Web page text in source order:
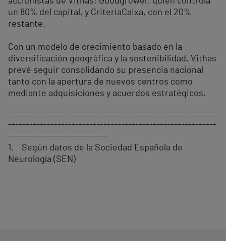
un 80% del capital, y CriteriaCaixa, con el 20%
restante.
Con un modelo de crecimiento basado en la
diversificación geográfica y la sostenibilidad, Vithas
prevé seguir consolidando su presencia nacional
tanto con la apertura de nuevos centros como
mediante adquisiciones y acuerdos estratégicos.
-----------------------------------------------------------
-----------------------------------------------------------
----------------------------
1. Según datos de la Sociedad Española de
Neurología (SEN)